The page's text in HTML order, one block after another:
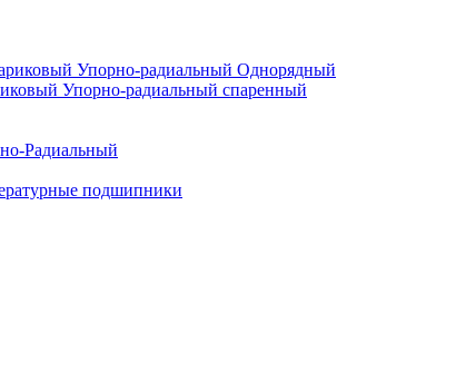
Упорно-радиальный Однорядный
Упорно-радиальный спаренный
Радиальный
подшипники